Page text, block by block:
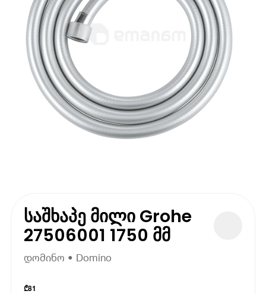
საშხაპე მილი Grohe
27506001 1750 მმ
დომინო • Domino
₾81